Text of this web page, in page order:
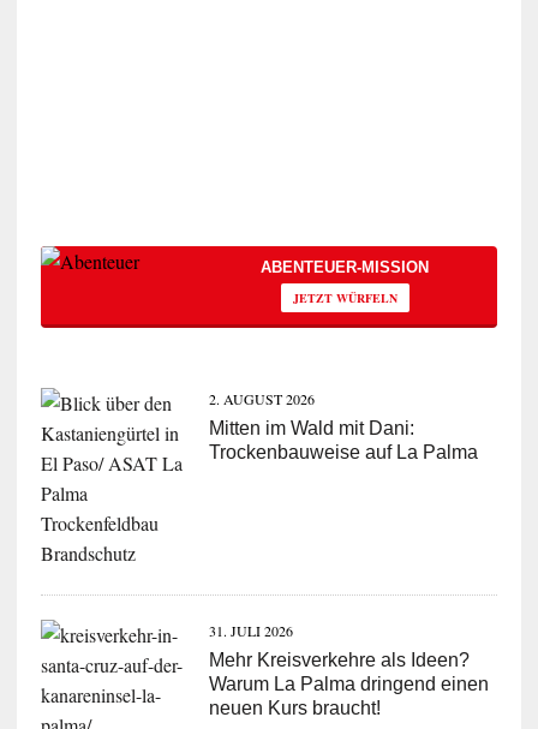
ABENTEUER-MISSION
JETZT WÜRFELN
2. AUGUST 2026
Mitten im Wald mit Dani:
Trockenbauweise auf La Palma
31. JULI 2026
Mehr Kreisverkehre als Ideen?
Warum La Palma dringend einen
neuen Kurs braucht!